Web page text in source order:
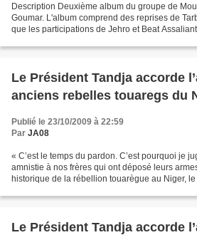
Description Deuxième album du groupe de
Goumar. L'album comprend des reprises de
que les participations de Jehro et Beat
Le Président Tandja accorde
anciens rebelles touaregs du
Publié le 23/10/2009 à 22:59
Par JA08
« C’est le temps du pardon. C’est pourquoi je
amnistie à nos frères qui ont déposé leurs
historique de la rébellion touarègue au Niger, le
Le Président Tandja accorde